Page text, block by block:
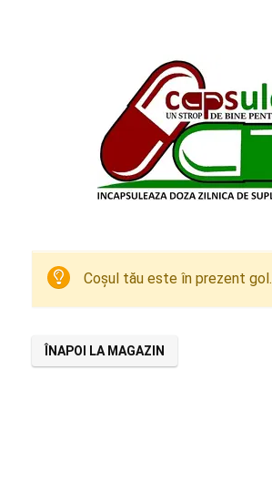
Coșul tău este în prezent gol.
ÎNAPOI LA MAGAZIN